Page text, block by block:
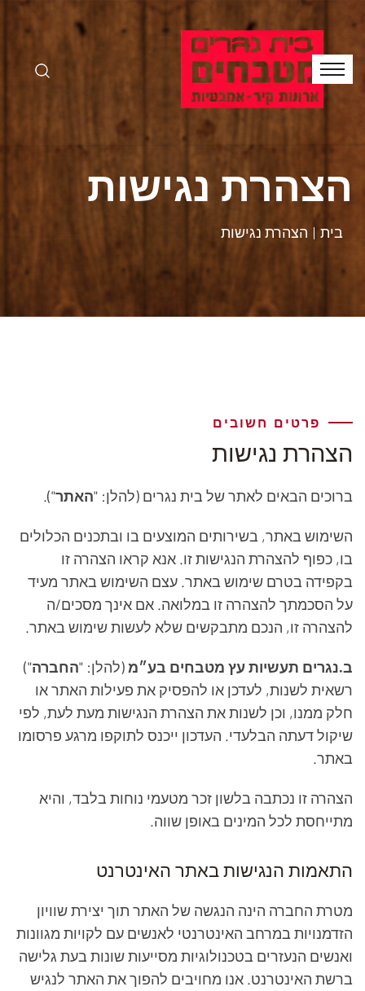
הצהרת נגישות
בית הצהרת נגישות
פרטים חשובים
הצהרת נגישות
ברוכים הבאים לאתר של בית נגרים (להלן: "האתר").
השימוש באתר, בשירותים המוצעים בו ובתכנים הכלולים
בו, כפוף להצהרת הנגישות זו. אנא קראו הצהרה זו
בקפידה בטרם שימוש באתר. עצם השימוש באתר מעיד
על הסכמתך להצהרה זו במלואה. אם אינך מסכים/ה
להצהרה זו, הנכם מתבקשים שלא לעשות שימוש באתר.
ב.נגרים תעשיות עץ מטבחים בע״מ(להלן: "החברה")
רשאית לשנות, לעדכן או להפסיק את פעילות האתר או
חלק ממנו, וכן לשנות את הצהרת הנגישות מעת לעת, לפי
שיקול דעתה הבלעדי. העדכון ייכנס לתוקפו מרגע פרסומו
באתר.
הצהרה זו נכתבה בלשון זכר מטעמי נוחות בלבד, והיא
מתייחסת לכל המינים באופן שווה.
התאמות הנגישות באתר האינטרנט
מטרת החברה הינה הנגשה של האתר תוך יצירת שוויון
הזדמנויות במרחב האינטרנטי לאנשים עם לקויות מגוונות
ואנשים הנעזרים בטכנולוגיות מסייעות שונות בעת גלישה
ברשת האינטרנט. אנו מחויבים להפוך את האתר לנגיש